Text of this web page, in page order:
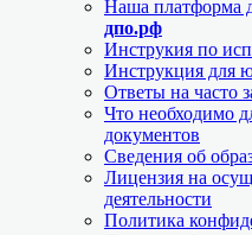
Наша платформа
дпо.рф
Инструкия по
Инструкция для
Ответы на часто
Что необходимо
документов
Сведения об
Лицензия на
деятельности
Политика